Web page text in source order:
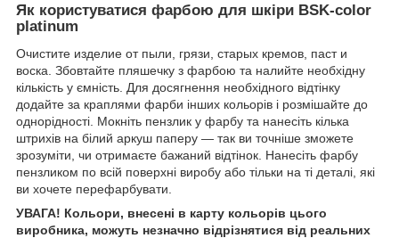
Як користуватися фарбою для шкіри BSK-color
platinum
Очистите изделие от пыли, грязи, старых кремов, паст и
воска. Збовтайте пляшечку з фарбою та налийте необхідну
кількість у ємність. Для досягнення необхідного відтінку
додайте за краплями фарби інших кольорів і розмішайте до
однорідності. Мокніть пензлик у фарбу та нанесіть кілька
штрихів на білий аркуш паперу — так ви точніше зможете
зрозуміти, чи отримаєте бажаний відтінок. Нанесіть фарбу
пензликом по всій поверхні виробу або тільки на ті деталі, які
ви хочете перефарбувати.
УВАГА! Кольори, внесені в карту кольорів цього
виробника, можуть незначно відрізнятися від реальних